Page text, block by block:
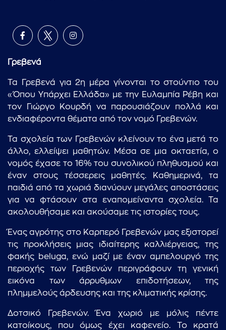
Γρεβενά
Τα Γρεβενά για 2η μέρα γίνονται το στούντιο του
«Όπου Υπάρχει Ελλάδα» με την Ευλαμπία Ρέβη και
τον Γιώργο Κουρδή να παρουσιάζουν πολλά και
ενδιαφέροντα θέματα από τον νομό Γρεβενών.
Τα σχολεία των Γρεβενών κλείνουν το ένα μετά το
άλλο, ελλείψει μαθητών. Μέσα σε μια οκταετία, ο
νομός έχασε το 16% του συνολικού πληθυσμού και
έναν στους τέσσερεις μαθητές. Καθημερινά, τα
παιδιά από τα χωριά διανύουν μεγάλες αποστάσεις
για να φτάσουν στα εναπομείναντα σχολεία. Τα
ακολουθήσαμε και ακούσαμε τις ιστορίες τους.
Ένας αγρότης στο Καρπερό Γρεβενών μας εξιστορεί
τις προκλήσεις μιας ιδιαίτερης καλλιέργειας, της
φακής beluga, ενώ μαζί με έναν αμπελουργό της
περιοχής των Γρεβενών περιγράφουν τη γενική
εικόνα των άρρυθμων επιδοτήσεων, της
πλημμελούς άρδευσης και της κλιματικής κρίσης.
Δοτσικό Γρεβενών. Ένα χωριό με μόλις πέντε
κατοίκους, που όμως έχει καφενείο. Το κρατά